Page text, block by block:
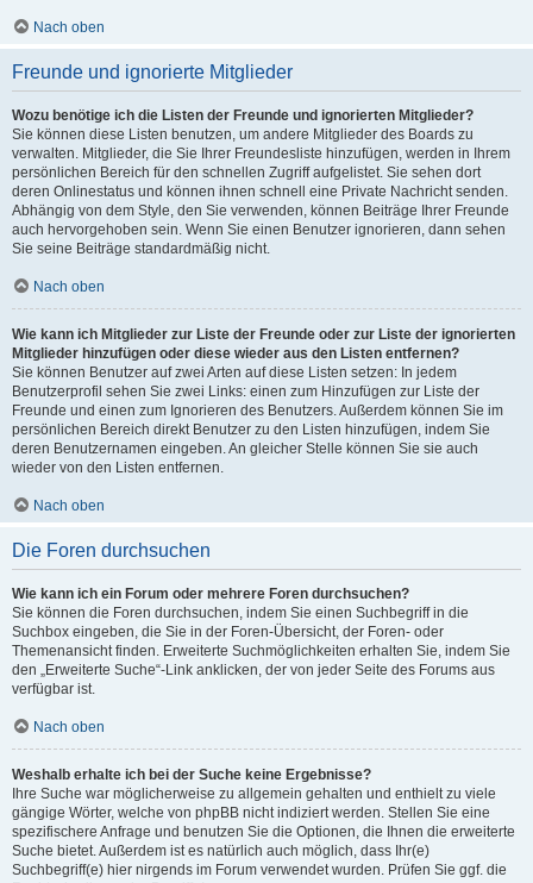
Nach oben
Freunde und ignorierte Mitglieder
Wozu benötige ich die Listen der Freunde und ignorierten Mitglieder?
Sie können diese Listen benutzen, um andere Mitglieder des Boards zu
verwalten. Mitglieder, die Sie Ihrer Freundesliste hinzufügen, werden in Ihrem
persönlichen Bereich für den schnellen Zugriff aufgelistet. Sie sehen dort
deren Onlinestatus und können ihnen schnell eine Private Nachricht senden.
Abhängig von dem Style, den Sie verwenden, können Beiträge Ihrer Freunde
auch hervorgehoben sein. Wenn Sie einen Benutzer ignorieren, dann sehen
Sie seine Beiträge standardmäßig nicht.
Nach oben
Wie kann ich Mitglieder zur Liste der Freunde oder zur Liste der ignorierten
Mitglieder hinzufügen oder diese wieder aus den Listen entfernen?
Sie können Benutzer auf zwei Arten auf diese Listen setzen: In jedem
Benutzerprofil sehen Sie zwei Links: einen zum Hinzufügen zur Liste der
Freunde und einen zum Ignorieren des Benutzers. Außerdem können Sie im
persönlichen Bereich direkt Benutzer zu den Listen hinzufügen, indem Sie
deren Benutzernamen eingeben. An gleicher Stelle können Sie sie auch
wieder von den Listen entfernen.
Nach oben
Die Foren durchsuchen
Wie kann ich ein Forum oder mehrere Foren durchsuchen?
Sie können die Foren durchsuchen, indem Sie einen Suchbegriff in die
Suchbox eingeben, die Sie in der Foren-Übersicht, der Foren- oder
Themenansicht finden. Erweiterte Suchmöglichkeiten erhalten Sie, indem Sie
den „Erweiterte Suche“-Link anklicken, der von jeder Seite des Forums aus
verfügbar ist.
Nach oben
Weshalb erhalte ich bei der Suche keine Ergebnisse?
Ihre Suche war möglicherweise zu allgemein gehalten und enthielt zu viele
gängige Wörter, welche von phpBB nicht indiziert werden. Stellen Sie eine
spezifischere Anfrage und benutzen Sie die Optionen, die Ihnen die erweiterte
Suche bietet. Außerdem ist es natürlich auch möglich, dass Ihr(e)
Suchbegriff(e) hier nirgends im Forum verwendet wurden. Prüfen Sie ggf. die